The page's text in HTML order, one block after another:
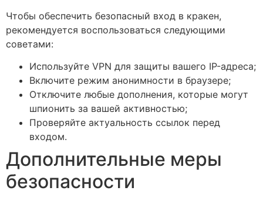
Чтобы обеспечить безопасный вход в кракен,
рекомендуется воспользоваться следующими
советами:
Используйте VPN для защиты вашего IP-адреса;
Включите режим анонимности в браузере;
Отключите любые дополнения, которые могут
шпионить за вашей активностью;
Проверяйте актуальность ссылок перед
входом.
Дополнительные меры
безопасности